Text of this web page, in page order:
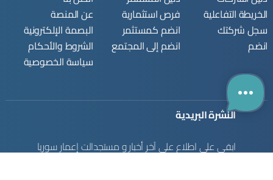
الخريطة التفاعلية
سجل شركتك
انضم
فرص استثمارية
انضم كمستثمر
انضم إلى المجتمع
عن المنصة
البصمة الإلكترونية
الشروط والأحكام
سياسة الخصوصية
النشرة البريدية
ابقى على اطلاع على آخر أخبار و مستجدالت إعمار سوريا